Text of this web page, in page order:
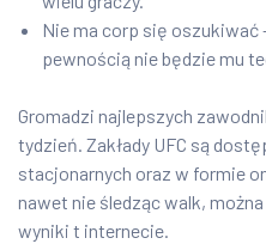
Nie ma corp się oszukiwać
pewnością nie będzie mu
Gromadzi najlepszych
tydzień. Zakłady UFC są
stacjonarnych oraz w formie
nawet nie śledząc walk,
wyniki t internecie.